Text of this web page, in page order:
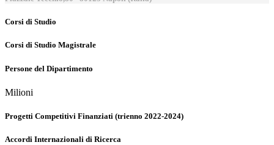
Corsi di Studio
Corsi di Studio Magistrale
Persone del Dipartimento
Milioni
Progetti Competitivi Finanziati (trienno 2022-2024)
Accordi Internazionali di Ricerca